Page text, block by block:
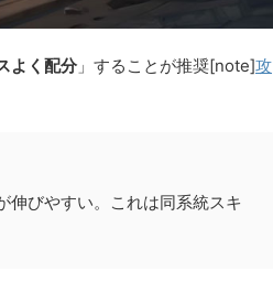
よく配分」することが推奨[note]攻
伸びやすい。これは同系統スキ